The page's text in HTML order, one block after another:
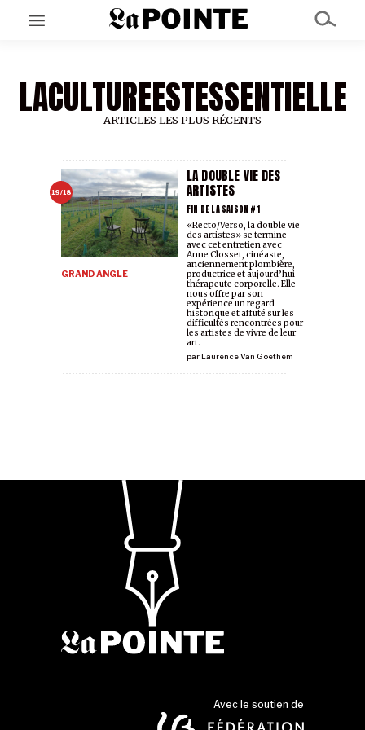
EN CE MOMENT
GRAND ANGLE
AU LARGE
À PROPOS
NOS PARTENAIRES
SOUTENEZ NOUS
LACULTUREESTESSENTIELLE
ARTICLES LES PLUS RÉCENTS
19/18
LA DOUBLE VIE DES
ARTISTES
FIN DE LA SAISON #1
GRAND ANGLE
parLaurence Van Goethem
«Recto/Verso, la double vie
des artistes» se termine
avec cet entretien avec
Anne Closset, cinéaste,
anciennement plombière,
productrice et aujourd’hui
thérapeute corporelle. Elle
nous offre par son
expérience un regard
historique et affuté sur les
difficultés rencontrées pour
les artistes de vivre de leur
art.
Avec le soutien de